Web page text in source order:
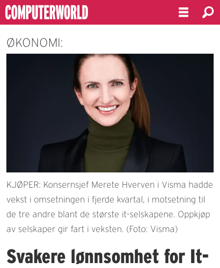
ØKONOMI:
KJØPER: Konsernsjef Merete Hverven i Visma hadde
vekst i omsetningen i fjerde kvartal, i motsetning til
de tre andre blant de største it-selskapene. Oppkjøp
av selskaper gir fart i veksten. (Foto: Visma)
Svakere lønnsomhet for It-